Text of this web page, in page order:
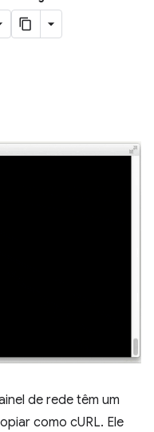
de rede têm um
como cURL. Ele